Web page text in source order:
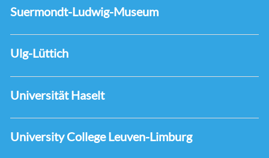
Suermondt-Ludwig-Museum
Ulg-Lüttich
Universität Haselt
University College Leuven-Limburg